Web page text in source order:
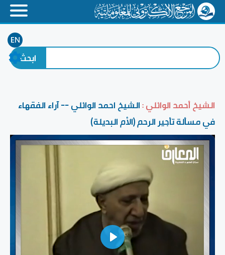
EN
الشيخ أحمد الوائلي :الشيخ احمد الوائلي -- آراء الفقهاء
في مسألة تأجير الرحم (الأم البديلة)
Play